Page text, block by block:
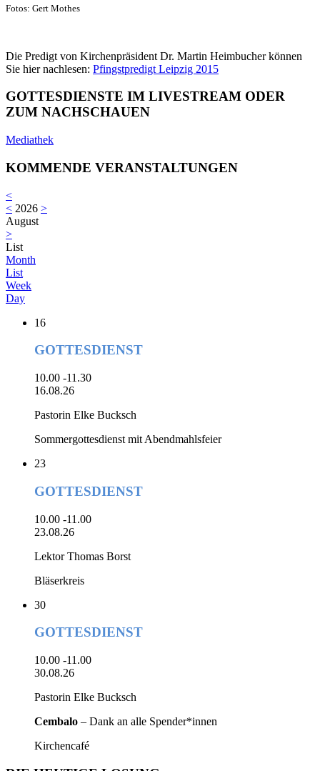
Fotos: Gert Mothes
Die Predigt von Kirchenpräsident Dr. Martin Heimbucher können
Sie hier nachlesen: Pfingstpredigt Leipzig 2015
GOTTESDIENSTE IM LIVESTREAM ODER
ZUM NACHSCHAUEN
Mediathek
KOMMENDE VERANSTALTUNGEN
<
< 2026 >
August
>
List
Month
List
Week
Day
16
GOTTESDIENST
10.00 -11.30
16.08.26
Pastorin Elke Bucksch
Sommergottesdienst mit Abendmahlsfeier
23
GOTTESDIENST
10.00 -11.00
23.08.26
Lektor Thomas Borst
Bläserkreis
30
GOTTESDIENST
10.00 -11.00
30.08.26
Pastorin Elke Bucksch
Cembalo – Dank an alle Spender*innen
Kirchencafé